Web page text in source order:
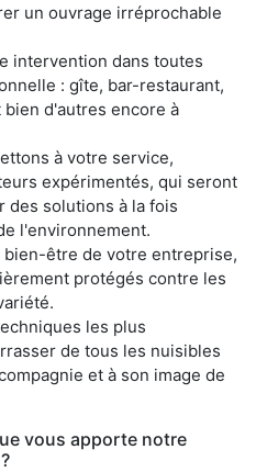
un ouvrage irréprochable
intervention dans toutes
: gîte, bar-restaurant,
d'autres encore à
à votre service,
expérimentés, qui seront
des solutions à la fois
l'environnement.
être de votre entreprise,
protégés contre les
les plus
de tous les nuisibles
et à son image de
vous apporte notre